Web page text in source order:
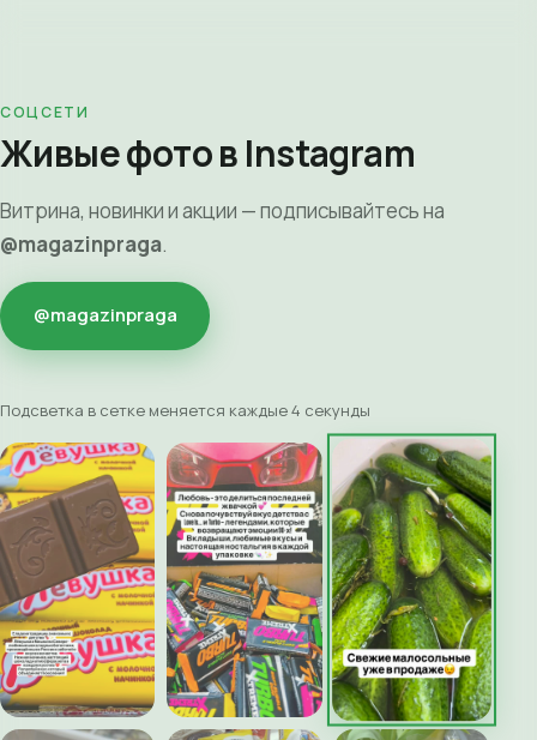
СОЦСЕТИ
Живые фото в Instagram
Витрина, новинки и акции — подписывайтесь на
@magazinpraga.
@magazinpraga
Подсветка в сетке меняется каждые 4 секунды